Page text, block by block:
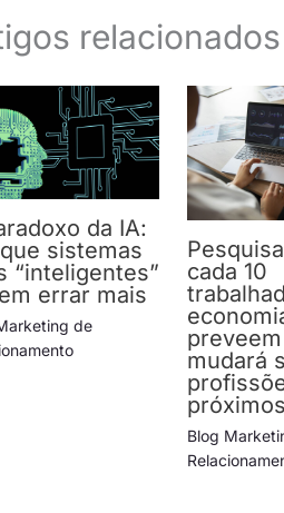
relacionados
da IA:
sistemas
“inteligentes”
errar mais
de
cada 10
mudará
Blog